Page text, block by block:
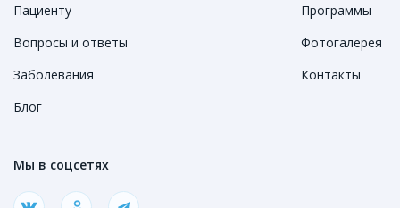
Пациенту
Вопросы и ответы
Заболевания
Блог
Программы
Фотогалерея
Контакты
Мы в соцсетях